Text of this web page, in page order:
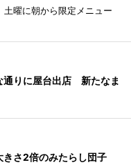
曜に朝から限定メニュー
通りに屋台出店 新たなま
きさ2倍のみたらし団子